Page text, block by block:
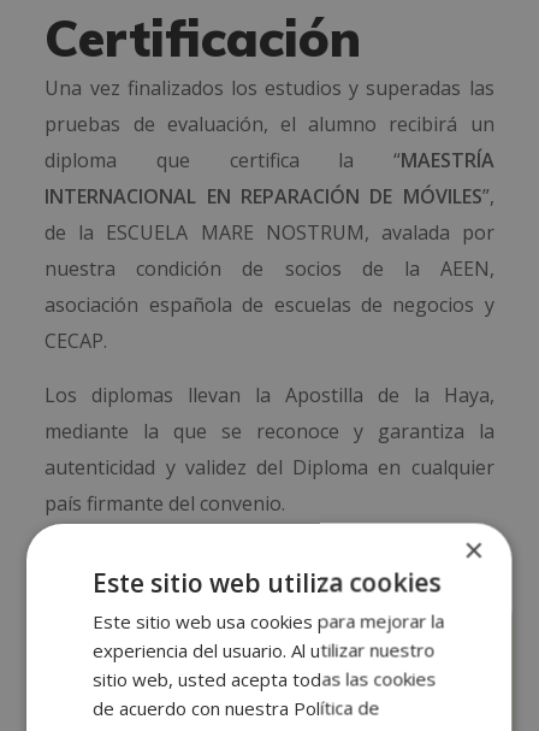
Certificación
Una vez finalizados los estudios y superadas las
pruebas de evaluación, el alumno recibirá un
diploma que certifica la “MAESTRÍA
INTERNACIONAL EN REPARACIÓN DE MÓVILES”,
de la ESCUELA MARE NOSTRUM, avalada por
nuestra condición de socios de la AEEN,
asociación española de escuelas de negocios y
CECAP.
Los diplomas llevan la Apostilla de la Haya,
mediante la que se reconoce y garantiza la
autenticidad y validez del Diploma en cualquier
país firmante del convenio.
Solicita información
×
Este sitio web utiliza cookies
Este sitio web usa cookies para mejorar la
experiencia del usuario. Al utilizar nuestro
sitio web, usted acepta todas las cookies
de acuerdo con nuestra Política de